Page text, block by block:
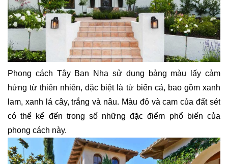
Phong cách Tây Ban Nha sử dụng bảng màu lấy cảm
hứng từ thiên nhiên, đặc biệt là từ biển cả, bao gồm xanh
lam, xanh lá cây, trắng và nâu. Màu đỏ và cam của đất sét
có thể kể đến trong số những đặc điểm phổ biến của
phong cách này.